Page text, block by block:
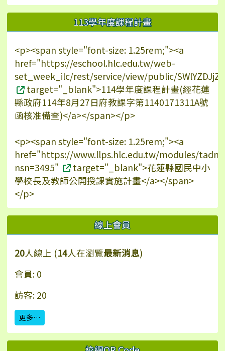
113學年度課程計畫
<p><span style="font-size: 1.25rem;"><a
href="https://eschool.hlc.edu.tw/web-
set_week_ilc/rest/service/view/public/
target="_blank">114學年度課程計畫(經花蓮
縣政府114年8月27日府教課字第1140171311A號
函核准備查)</a></span></p>
<p><span style="font-size: 1.25rem;"><a
href="https://www.llps.hlc.edu.tw/modules/
nsn=3495"
target="_blank">花蓮縣國民中小
學校長及教師公開授課實施計畫</a></span>
</p>
線上會員
20人線上 (14人在瀏覽最新消息)
會員: 0
訪客: 20
更多…